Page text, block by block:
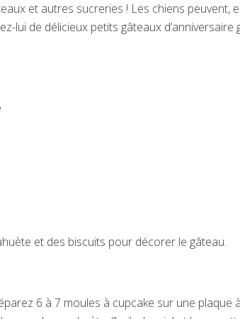
et autres sucreries ! Les chiens peuvent,
lui de délicieux petits gâteaux d’anniversaire
et des biscuits pour décorer le gâteau.
6 à 7 moules à cupcake sur une plaque